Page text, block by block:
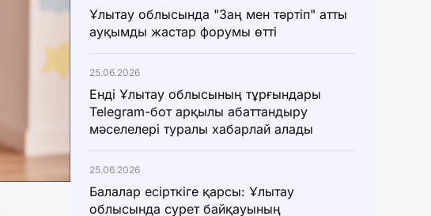
Ұлытау облысында "Заң мен тәртіп" атты
ауқымды жастар форумы өтті
25.06.2026
Енді Ұлытау облысының тұрғындары
Telegram-бот арқылы абаттандыру
мәселелері туралы хабарлай алады
25.06.2026
Балалар есірткіге қарсы: Ұлытау
облысында сурет байқауының